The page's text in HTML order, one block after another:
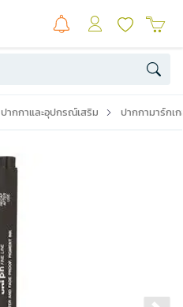
ปากกาและอุปกรณ์เสริม ปากกามาร์กเ